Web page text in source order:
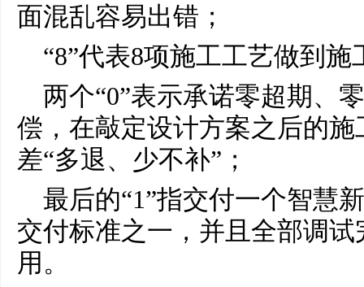
面混乱容易出错；
“8”代表8项施工工艺做到施
两个“0”表示承诺零超期、
偿，在敲定设计方案之后的
差“多退、少不补”；
最后的“1”指交付一个智慧
交付标准之一，并且全部调
用。